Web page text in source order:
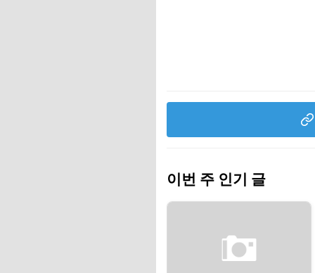
이번 주 인기 글